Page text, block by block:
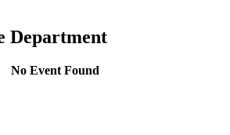
Department
No Event Found